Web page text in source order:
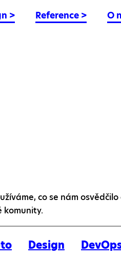
> Reference > O
co se nám osvědčilo
komunity.
Design